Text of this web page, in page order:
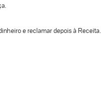
e reclamar depois à Receita.